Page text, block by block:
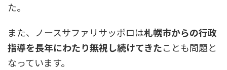
た。
また、ノースサファリサッポロは札幌市からの行政
指導を長年にわたり無視し続けてきたことも問題と
なっています。